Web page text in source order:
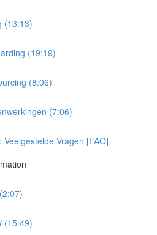
(13:13)
(19:19)
(8:06)
(7:06)
Veelgestelde Vragen [FAQ]
(15:49)